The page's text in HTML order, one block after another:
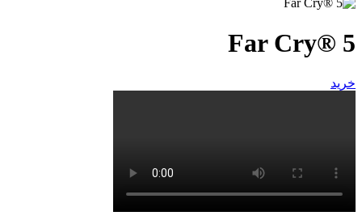
Far Cry® 5
خرید